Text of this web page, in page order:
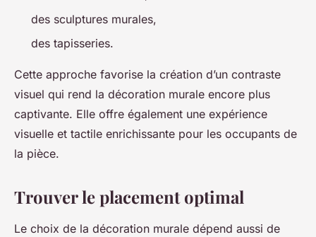
des sculptures murales,
des tapisseries.
Cette approche favorise la création d’un contraste
visuel qui rend la décoration murale encore plus
captivante. Elle offre également une expérience
visuelle et tactile enrichissante pour les occupants de
la pièce.
Trouver le placement optimal
Le choix de la décoration murale dépend aussi de